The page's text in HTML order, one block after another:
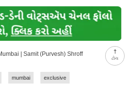
ટોચ
| Samit (Purvesh) Shroff
mumbai exclusive